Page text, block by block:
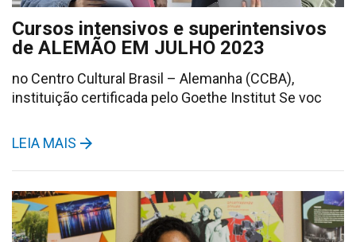
Cursos intensivos e superintensivos
de ALEMÃO EM JULHO 2023
no Centro Cultural Brasil – Alemanha (CCBA),
instituição certificada pelo Goethe Institut Se voc
LEIA MAIS